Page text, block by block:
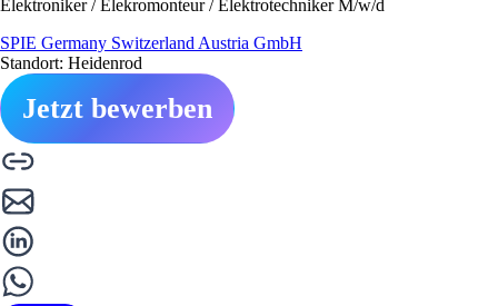
Elektroniker / Elekromonteur / Elektrotechniker M/w/d
SPIE Germany Switzerland Austria GmbH
Standort: Heidenrod
Jetzt bewerben